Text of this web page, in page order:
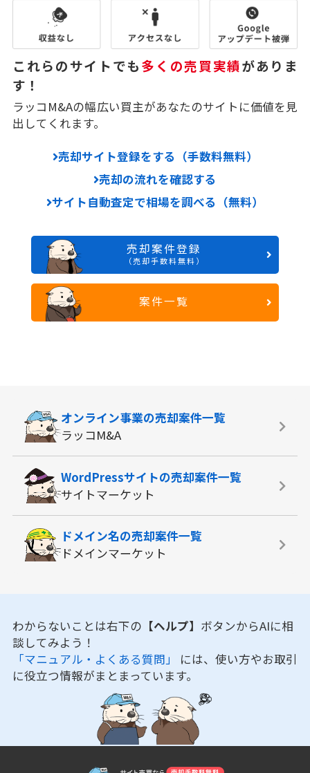
これらのサイトでも多くの売買実績がありま
す！
ラッコM&Aの幅広い買主があなたのサイトに価値を見
出してくれます。
売却サイト登録をする（手数料無料）
売却の流れを確認する
サイト自動査定で相場を調べる（無料）
売却案件登録
（売却手数料無料）
案件一覧
オンライン事業の売却案件一覧
ラッコM&A
WordPressサイトの売却案件一覧
サイトマーケット
ドメイン名の売却案件一覧
ドメインマーケット
わからないことは右下の 【ヘルプ】 ボタンからAIに相
談してみよう！
「マニュアル・よくある質問」 には、使い方やお取引
に役立つ情報がまとまっています。